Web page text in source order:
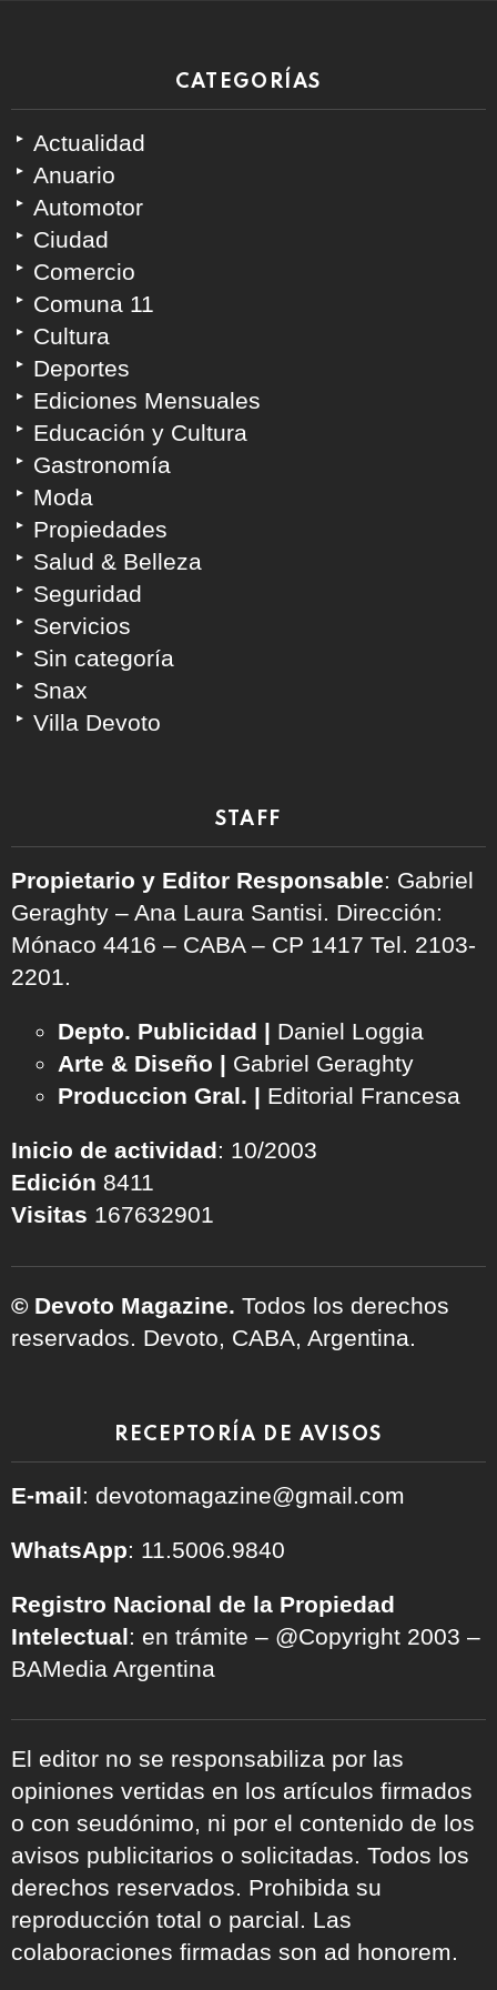
CATEGORÍAS
Actualidad
Anuario
Automotor
Ciudad
Comercio
Comuna 11
Cultura
Deportes
Ediciones Mensuales
Educación y Cultura
Gastronomía
Moda
Propiedades
Salud & Belleza
Seguridad
Servicios
Sin categoría
Snax
Villa Devoto
STAFF
Propietario y Editor Responsable: Gabriel
Geraghty – Ana Laura Santisi. Dirección:
Mónaco 4416 – CABA – CP 1417 Tel. 2103-
2201.
Depto. Publicidad | Daniel Loggia
Arte & Diseño | Gabriel Geraghty
Produccion Gral. | Editorial Francesa
Inicio de actividad: 10/2003
Edición 8411
Visitas 167632901
© Devoto Magazine. Todos los derechos
reservados. Devoto, CABA, Argentina.
RECEPTORÍA DE AVISOS
E-mail: devotomagazine@gmail.com
WhatsApp: 11.5006.9840
Registro Nacional de la Propiedad
Intelectual: en trámite – @Copyright 2003 –
BAMedia Argentina
El editor no se responsabiliza por las
opiniones vertidas en los artículos firmados
o con seudónimo, ni por el contenido de los
avisos publicitarios o solicitadas. Todos los
derechos reservados. Prohibida su
reproducción total o parcial. Las
colaboraciones firmadas son ad honorem.